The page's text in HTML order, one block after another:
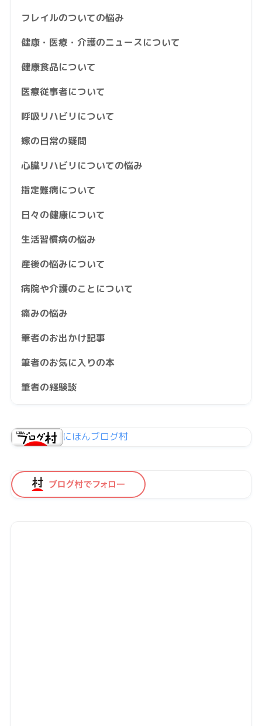
フレイルのついての悩み
健康・医療・介護のニュースについて
健康食品について
医療従事者について
呼吸リハビリについて
嫁の日常の疑問
心臓リハビリについての悩み
指定難病について
日々の健康について
生活習慣病の悩み
産後の悩みについて
病院や介護のことについて
痛みの悩み
筆者のお出かけ記事
筆者のお気に入りの本
筆者の経験談
にほんブログ村